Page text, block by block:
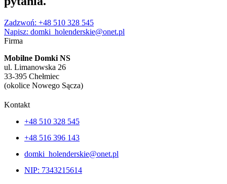
Zadzwoń: +48 510 328 545
Napisz: domki_holenderskie@onet.pl
Firma
Mobilne Domki NS
ul. Limanowska 26
33-395 Chełmiec
(okolice Nowego Sącza)
Kontakt
+48 510 328 545
+48 516 396 143
domki_holenderskie@onet.pl
NIP: 7343215614